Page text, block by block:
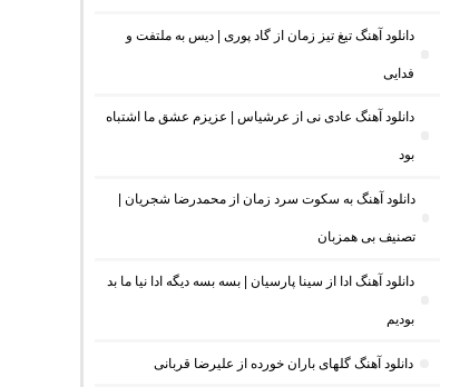
دانلود آهنگ تیغ تیز زمان از گاد پوری | دیس به ملتفت و
فدایی
دانلود آهنگ عادی نی از عرشیاس | عزیزم عشق ما اشتباه
بود
دانلود آهنگ به سکوت سرد زمان از محمدرضا شجریان |
تصنیف بی همزبان
دانلود آهنگ ادا از سینا پارسیان | بسه بسه دیگه ادا نیا ما بد
بودیم
دانلود آهنگ گلهای باران خورده از علیرضا قربانی